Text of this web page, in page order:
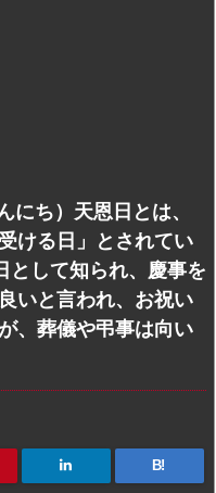
ち）天恩日とは、
ける日」とされてい
として知られ、慶事を
いと言われ、お祝い
、葬儀や弔事は向い
B!